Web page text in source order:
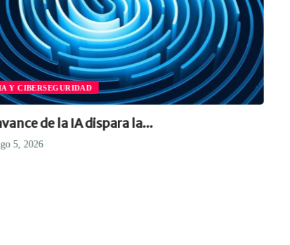
Y CIBERSEGURIDAD
de la IA dispara la...
5, 2026